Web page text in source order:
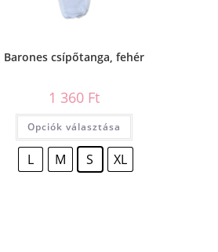
Barones csípőtanga, fehér
1 360 Ft
Opciók választása
L M S XL